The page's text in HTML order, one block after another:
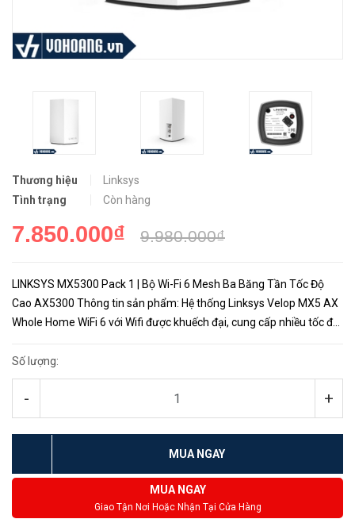
Thương hiệu
Linksys
Tình trạng
Còn hàng
7.850.000₫ 9.980.000₫
LINKSYS MX5300 Pack 1 | Bộ Wi-Fi 6 Mesh Ba Băng Tần Tốc Độ
Cao AX5300 Thông tin sản phẩm: Hệ thống Linksys Velop MX5 AX
Whole Home WiFi 6 với Wifi được khuếch đại, cung cấp nhiều tốc độ,
Số lượng:
- +
MUA NGAY
MUA NGAY
Giao Tận Nơi Hoặc Nhận Tại Cửa Hàng